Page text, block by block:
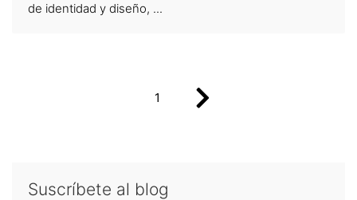
de identidad y diseño, ...
1
Suscríbete al blog